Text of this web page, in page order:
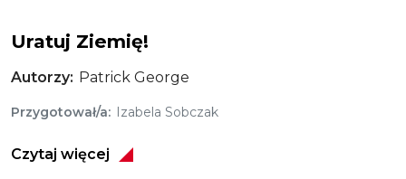
Uratuj Ziemię!
Autorzy Patrick George
Przygotował/a Izabela Sobczak
Czytaj więcej